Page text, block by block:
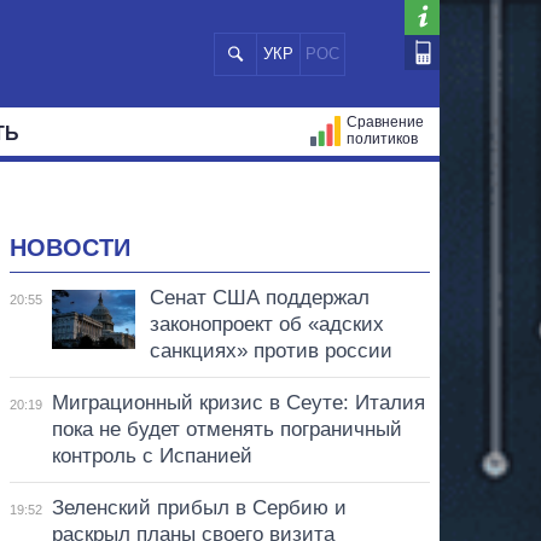
УКР РОС
Сравнение
политиков
НОВОСТИ
20:55
Сенат США поддержал
законопроект об «адских
санкциях» против россии
20:19
Миграционный кризис в Сеуте: Италия
пока не будет отменять пограничный
контроль с Испанией
19:52
Зеленский прибыл в Сербию и
раскрыл планы своего визита